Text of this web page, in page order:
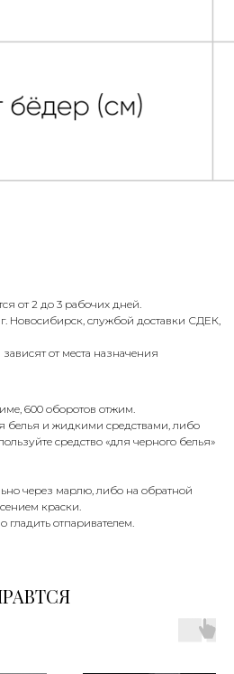
от 2 до 3 рабочих дней.
Новосибирск, службой доставки СДЕК,
от места назначения
600 оборотов отжим.
белья и жидкими средствами, либо
средство «для черного белья»
через марлю, либо на обратной
краски.
гладить отпаривателем.